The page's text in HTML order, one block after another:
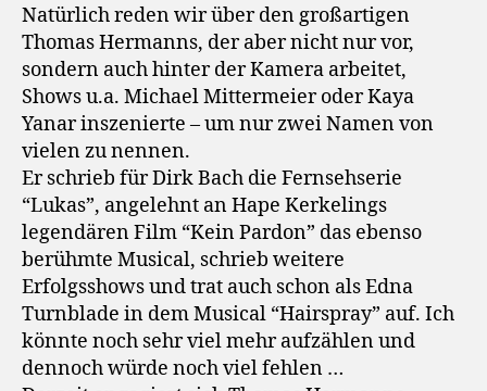
Natürlich reden wir über den großartigen
Thomas Hermanns, der aber nicht nur vor,
sondern auch hinter der Kamera arbeitet,
Shows u.a. Michael Mittermeier oder Kaya
Yanar inszenierte – um nur zwei Namen von
vielen zu nennen.
Er schrieb für Dirk Bach die Fernsehserie
“Lukas”, angelehnt an Hape Kerkelings
legendären Film “Kein Pardon” das ebenso
berühmte Musical, schrieb weitere
Erfolgsshows und trat auch schon als Edna
Turnblade in dem Musical “Hairspray” auf. Ich
könnte noch sehr viel mehr aufzählen und
dennoch würde noch viel fehlen …